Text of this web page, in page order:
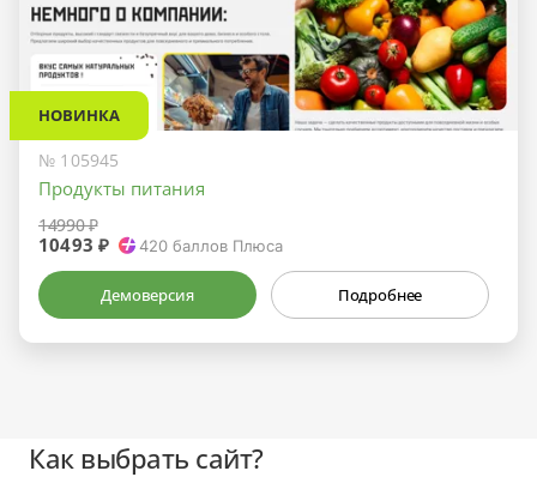
НОВИНКА
№ 105945
Продукты питания
14990 ₽
10493 ₽ 420 баллов Плюса
Демоверсия Подробнее
Как выбрать сайт?